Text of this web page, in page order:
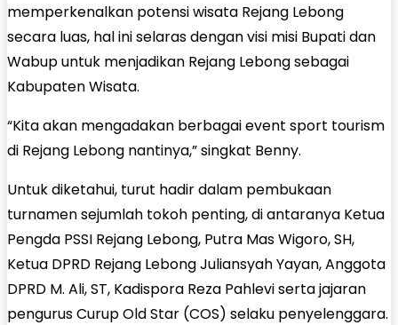
memperkenalkan potensi wisata Rejang Lebong
secara luas, hal ini selaras dengan visi misi Bupati dan
Wabup untuk menjadikan Rejang Lebong sebagai
Kabupaten Wisata.
“Kita akan mengadakan berbagai event sport tourism
di Rejang Lebong nantinya,” singkat Benny.
Untuk diketahui, turut hadir dalam pembukaan
turnamen sejumlah tokoh penting, di antaranya Ketua
Pengda PSSI Rejang Lebong, Putra Mas Wigoro, SH,
Ketua DPRD Rejang Lebong Juliansyah Yayan, Anggota
DPRD M. Ali, ST, Kadispora Reza Pahlevi serta jajaran
pengurus Curup Old Star (COS) selaku penyelenggara.